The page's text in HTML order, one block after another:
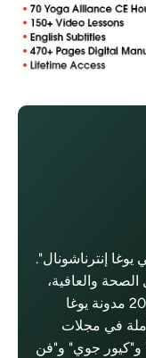
إنترناشونال".
والعافية،
وقد حازت على لقب واحدة من أفضل 20 مدونة يوغا
في مجلات
و"كيور جوي" و"فن